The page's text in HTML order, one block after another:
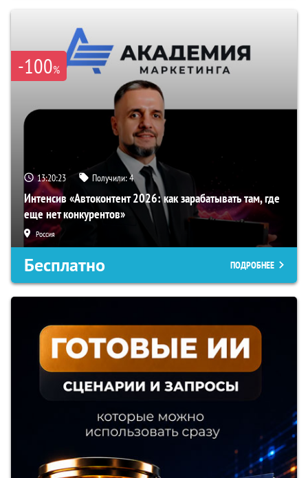
-100%
13:20:22 Получили:4
Интенсив «Автоконтент 2026: как зарабатывать там, где
еще нет конкурентов»
Россия
Бесплатно ПОДРОБНЕЕ